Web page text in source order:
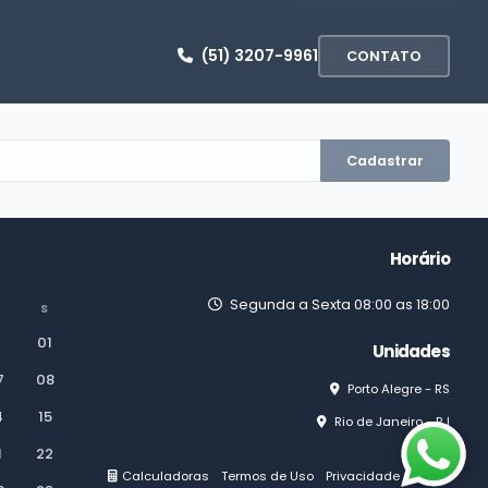
(51) 3207-9961 CONTATO
Cadastrar
S
01
08
15
22
Horário
Segunda a Sexta 08:00 as 18:00
Unidades
Porto Alegre - RS
Rio de Janeiro - RJ
Calculadoras Termos de Uso Privacidade Painel